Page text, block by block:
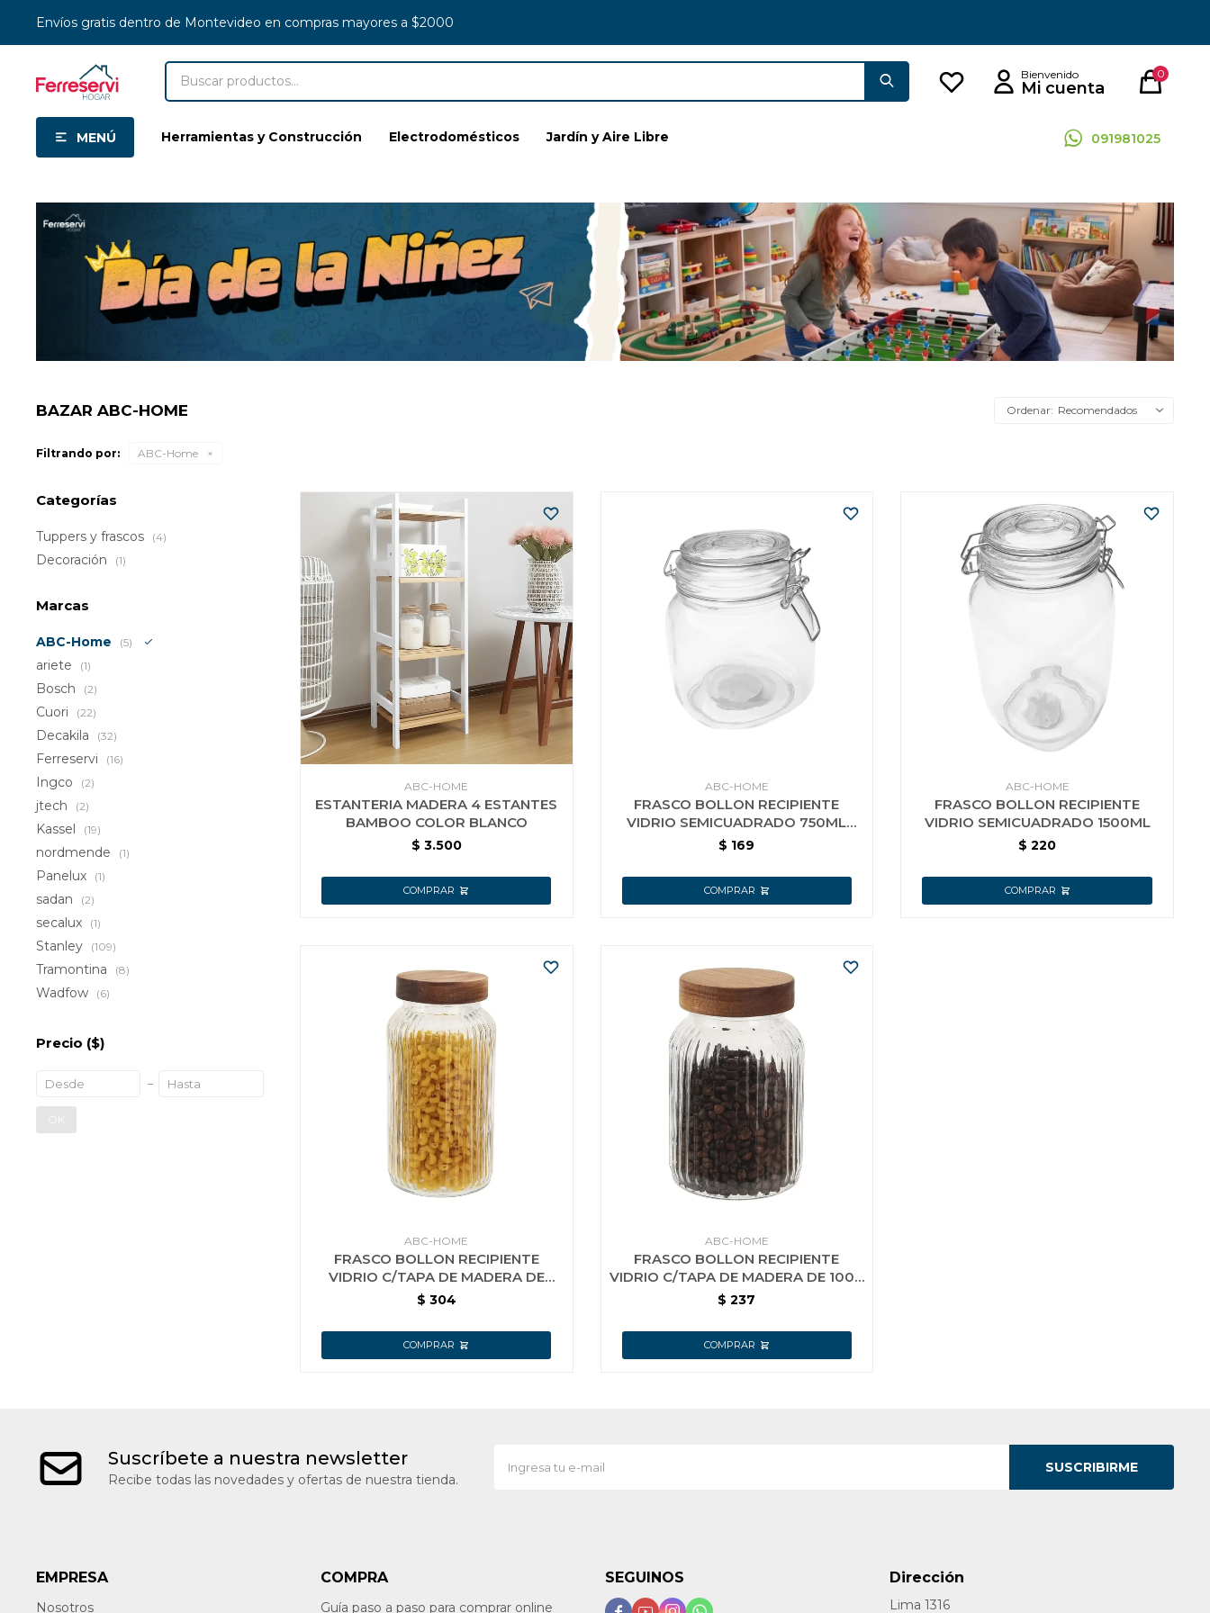
MENÚ Herramientas y Construcción Electrodomésticos Jardín y Aire Libre 091981025
0
Envíos gratis dentro de Montevideo en compras mayores a $2000
BAZAR ABC-HOME Recomendados
Filtrando por: ABC-Home
ABC-HOME
ESTANTERIA MADERA 4 ESTANTES
BAMBOO COLOR BLANCO
$ 3.500
ABC-HOME
FRASCO BOLLON RECIPIENTE
VIDRIO SEMICUADRADO 750ML
TAPA BROCHE
$ 169
ABC-HOME
FRASCO BOLLON RECIPIENTE
VIDRIO SEMICUADRADO 1500ML
$ 220
ABC-HOME
FRASCO BOLLON RECIPIENTE
VIDRIO C/TAPA DE MADERA DE
1500ML
$ 304
ABC-HOME
FRASCO BOLLON RECIPIENTE
VIDRIO C/TAPA DE MADERA DE 1000
ML
$ 237
Categorías
Tuppers y frascos (4)
Decoración (1)
Marcas
ABC-Home (5)
ariete (1)
Bosch (2)
Cuori (22)
Decakila (32)
Ferreservi (16)
Ingco (2)
jtech (2)
Kassel (19)
nordmende (1)
Panelux (1)
sadan (2)
secalux (1)
Stanley (109)
Tramontina (8)
Wadfow (6)
Precio ($)
OK
Suscríbete a nuestra newsletter
Recibe todas las novedades y ofertas de nuestra tienda.
SUSCRIBIRME
EMPRESA
Nosotros
COMPRA
Guía paso a paso para comprar online
Dirección
Lima 1316
SEGUINOS